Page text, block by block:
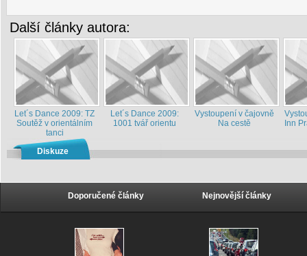
Další články autora:
Let´s Dance 2009: TZ
Soutěž v orientálním
tanci
Let´s Dance 2009:
1001 tvář orientu
Vystoupení v čajovně
Na cestě
Inn
Diskuze
Doporučené články Nejnovější články